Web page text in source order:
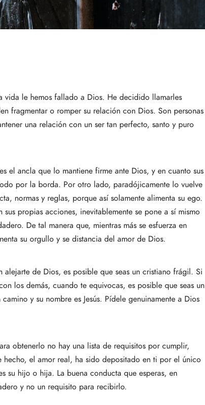
vida le hemos fallado a Dios. He decidido llamarles
fragmentar o romper su relación con Dios. Son personas
una relación con un ser tan perfecto, santo y puro
el ancla que lo mantiene firme ante Dios, y en cuanto sus
por la borda. Por otro lado, paradójicamente lo vuelve
normas y reglas, porque así solamente alimenta su ego.
propias acciones, inevitablemente se pone a sí mismo
De tal manera que, mientras más se esfuerza en
su orgullo y se distancia del amor de Dios.
de Dios, es posible que seas un cristiano frágil. Si
los demás, cuando te equivocas, es posible que seas un
y su nombre es Jesús. Pídele genuinamente a Dios
obtenerlo no hay una lista de requisitos por cumplir,
el amor real, ha sido depositado en ti por el único
su hijo o hija. La buena conducta que esperas, en
y no un requisito para recibirlo.